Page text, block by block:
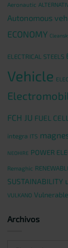
Aeronautic
Autonomous
ECONOMY
ELECTRICAL STEELS
Vehicle
FCH JU FUEL CELL
integra ITS
NEOHIRE POWER
Remaghic
SUSTAINABILITY
VULKANO
Archivos
Archivos